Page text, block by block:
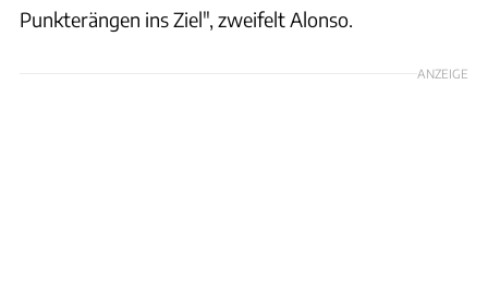
Punkterängen ins Ziel", zweifelt Alonso.
ANZEIGE